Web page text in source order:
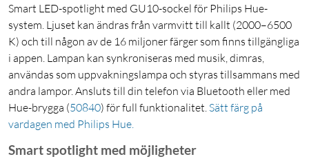
Smart LED-spotlight med GU10-sockel för Philips Hue-
system. Ljuset kan ändras från varmvitt till kallt (2000–6500
K) och till någon av de 16 miljoner färger som finns tillgängliga
i appen. Lampan kan synkroniseras med musik, dimras,
användas som uppvakningslampa och styras tillsammans med
andra lampor. Ansluts till din telefon via Bluetooth eller med
Hue-brygga (50840) för full funktionalitet.Sätt färg på
vardagen med Philips Hue.
Smart spotlight med möjligheter